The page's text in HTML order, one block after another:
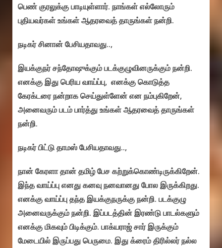
பெண் குரலுக்கு பாடியுள்ளார். நாங்கள் எல்லோரும்
புதியவர்கள் உங்கள் ஆதரவைத் தாருங்கள் நன்றி.
நடிகர் சினான் பேசியதாவது..,
இயக்குநர் சந்தோஷுக்கும் படக்குழுவினருக்கும் நன்றி.
எனக்கு இது பெரிய வாய்ப்பு, எனக்கு கொடுத்த
கேரக்டரை நன்றாக செய்துள்ளேன் என நம்புகிறேன்,
அனைவரும் படம் பார்த்து உங்கள் ஆதரவைத் தாருங்கள்
நன்றி.
நடிகர் பிட்டு தாமஸ் பேசியதாவது..,
நான் கேரளா தான் தமிழ் பேச கற்றுக்கொண்டிருக்கிறேன்.
இந்த வாய்ப்பு எனது கனவு நனவானது போல இருக்கிறது.
எனக்கு வாய்ப்பு தந்த இயக்குநருக்கு நன்றி. படக்குழு
அனைவருக்கும் நன்றி. இப்படத்தின் இரண்டு பாடல்களும்
எனக்கு மிகவும் பிடிக்கும். பாக்யராஜ் சார் இருக்கும்
மேடையில் இருப்பது பெருமை. இது க்ரைம் திரில்லர் நல்ல